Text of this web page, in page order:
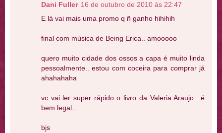
Dani Fuller 16 de outubro de 2010 às 22:47
E lá vai mais uma promo q ñ ganho hihihih
final com música de Being Erica.. amooooo
quero muito cidade dos ossos a capa é muito linda
pessoalmente.. estou com coceira para comprar já
ahahahaha
vc vai ler super rápido o livro da Valeria Araujo.. é
bem legal..
bjs